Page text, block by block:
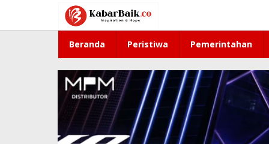
konten
Beranda Peristiwa Pemerintahan